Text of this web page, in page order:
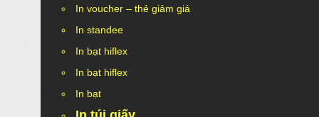
In voucher – thẻ giảm giá
In standee
In bạt hiflex
In bạt hiflex
In bạt